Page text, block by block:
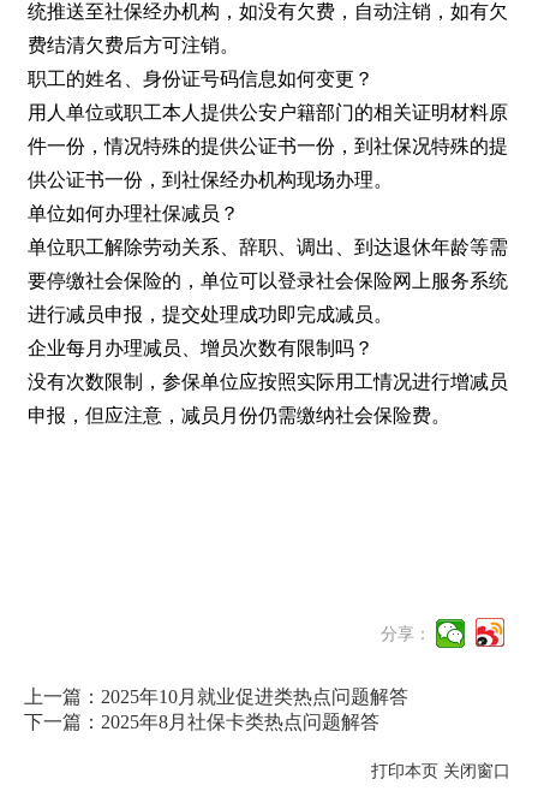
统推送至社保经办机构，如没有欠费，自动注销，如有欠
费结清欠费后方可注销。
职工的姓名、身份证号码信息如何变更？
用人单位或职工本人提供公安户籍部门的相关证明材料原
件一份，情况特殊的提供公证书一份，到社保况特殊的提
供公证书一份，到社保经办机构现场办理。
单位如何办理社保减员？
单位职工解除劳动关系、辞职、调出、到达退休年龄等需
要停缴社会保险的，单位可以登录社会保险网上服务系统
进行减员申报，提交处理成功即完成减员。
企业每月办理减员、增员次数有限制吗？
没有次数限制，参保单位应按照实际用工情况进行增减员
申报，但应注意，减员月份仍需缴纳社会保险费。
分享：
上一篇：2025年10月就业促进类热点问题解答
下一篇：2025年8月社保卡类热点问题解答
打印本页 关闭窗口